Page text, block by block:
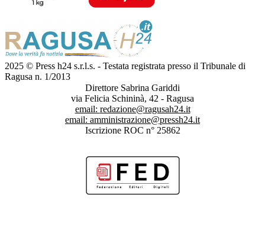
2025 © Press h24 s.r.l.s. - Testata registrata presso il Tribunale di
Ragusa n. 1/2013
Direttore Sabrina Gariddi
via Felicia Schininà, 42 - Ragusa
email: redazione@ragusah24.it
email: amministrazione@pressh24.it
Iscrizione ROC n° 25862